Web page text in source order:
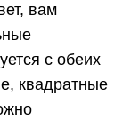
вам
с обеих
квадратные